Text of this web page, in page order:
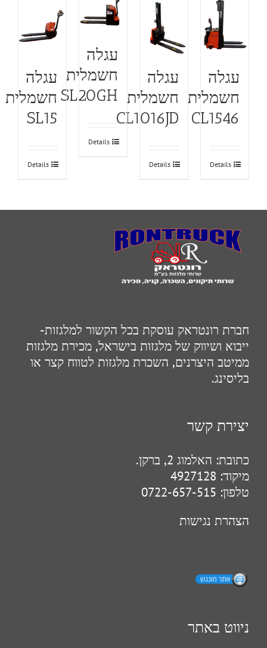
עגלה
חשמלית
CL1546
Details
עגלה
חשמלית
CL1016JD
Details
עגלה
חשמלית
SL20GH
Details
עגלה
חשמלית
SL15
Details
חברת רונטראק עוסקת בכל הקשור למלגזות-
ייבוא ושיווק של מלגזות בישראל, מכירת מלגזות
ממיטב היצרנים, השכרת מלגזות לטווח קצר או
בליסינג.
יצירת קשר
כתובת: האלמוג 2, ברקן.
מיקוד:
טלפון: 0722-657-515
הצהרת נגישות
ניווט באתר